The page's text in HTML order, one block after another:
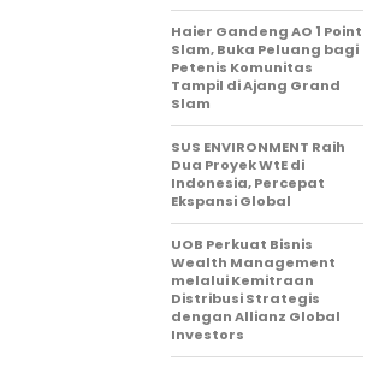
Haier Gandeng AO 1 Point
Slam, Buka Peluang bagi
Petenis Komunitas
Tampil di Ajang Grand
Slam
SUS ENVIRONMENT Raih
Dua Proyek WtE di
Indonesia, Percepat
Ekspansi Global
UOB Perkuat Bisnis
Wealth Management
melalui Kemitraan
Distribusi Strategis
dengan Allianz Global
Investors